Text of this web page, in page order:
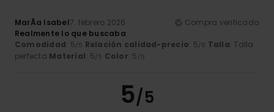
MarÃ­a Isabel7. febrero 2026
Compra verificada
Realmente lo que buscaba
Comodidad: 5/5 Relación calidad-precio: 5/5 Talla: Talla
perfecta Material: 5/5 Color: 5 /5
5/5